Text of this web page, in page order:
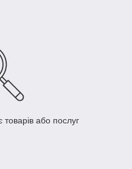
або послуг